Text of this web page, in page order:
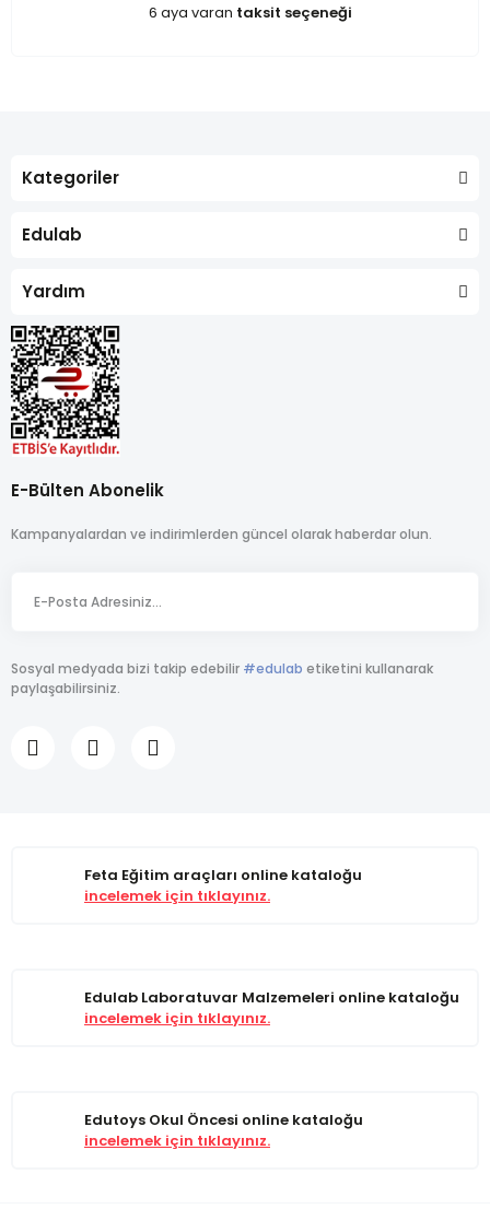
6 aya varan taksit seçeneği
Kategoriler
Edulab
Yardım
E-Bülten Abonelik
Kampanyalardan ve indirimlerden güncel olarak haberdar olun.
Sosyal medyada bizi takip edebilir #edulab etiketini kullanarak
paylaşabilirsiniz.
Feta Eğitim araçları online kataloğu
incelemek için tıklayınız.
Edulab Laboratuvar Malzemeleri online kataloğu
incelemek için tıklayınız.
Edutoys Okul Öncesi online kataloğu
incelemek için tıklayınız.